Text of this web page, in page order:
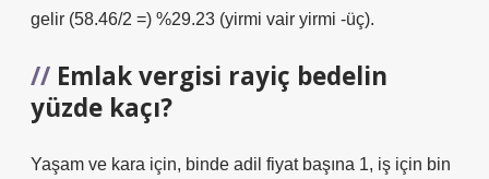
gelir (58.46/2 =) %29.23 (yirmi vair yirmi -üç).
Emlak vergisi rayiç bedelin
yüzde kaçı?
Yaşam ve kara için, binde adil fiyat başına 1, iş için bin